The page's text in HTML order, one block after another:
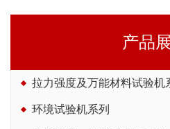
产品
拉力强度及万能材料试验机
环境试验机系列